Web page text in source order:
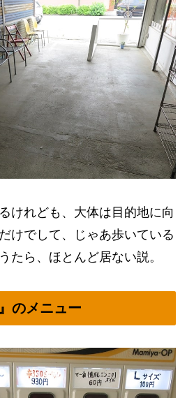
けれども、大体は目的地に向
けでして、じゃあ歩いている
たら、ほとんど居ない説。
のメニュー